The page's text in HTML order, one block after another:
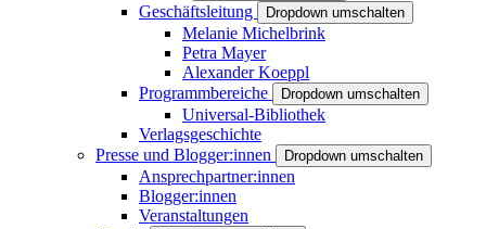
Geschäftsleitung Dropdown umschalten
Melanie Michelbrink
Petra Mayer
Alexander Koeppl
Programmbereiche
Dropdown umschalten
Universal-Bibliothek
Verlagsgeschichte
Presse und Blogger:innen
Dropdown umschalten
Ansprechpartner:innen
Blogger:innen
Veranstaltungen